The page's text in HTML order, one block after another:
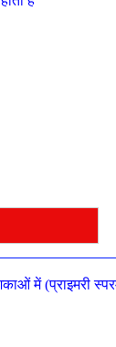
में (प्राइमरी